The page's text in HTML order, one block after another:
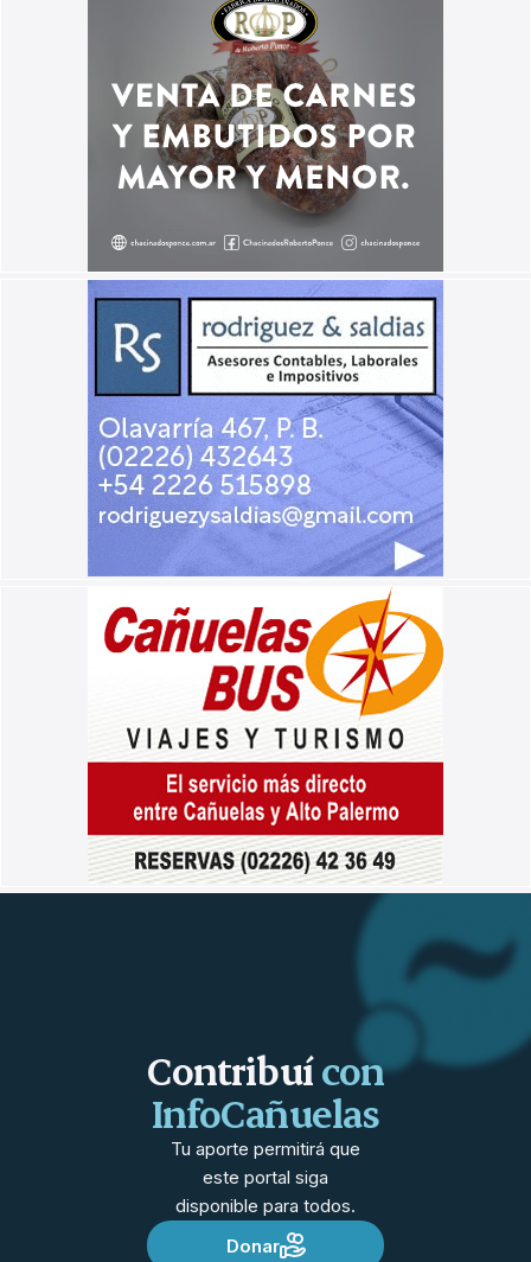
Contribuícon
InfoCañuelas
Tu aporte permitirá que
este portal siga
disponible para todos.
Donar